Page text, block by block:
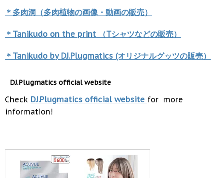
＊多肉洞（多肉植物の画像・動画の販売）
＊Tanikudo on the print （Tシャツなどの販売）
＊Tanikudo by DJ.Plugmatics (オリジナルグッツの販売）
DJ.Plugmatics official website
Check DJ.Plugmatics official website for more
information!